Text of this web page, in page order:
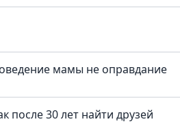
мамы не оправдание
после 30 лет найти друзей